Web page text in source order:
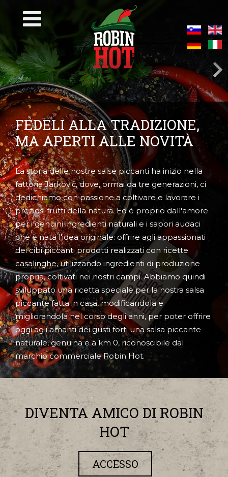
FEDELI ALLA TRADIZIONE,
MA APERTI ALLE NOVITÀ
La storia delle nostre salse piccanti ha inizio nella
fattoria Jarkovič, dove, ormai da tre generazioni, ci
dedichiamo con passione a coltivare e lavorare i
preziosi frutti della natura. Ed è proprio dall'amore
per i genuini ingredienti naturali e i sapori audaci
che è nata l'idea originale: offrire agli appassionati
dei cibi piccanti prodotti realizzati con ricette
casalinghe, utilizzando ingredienti di produzione
propria, coltivati nei nostri campi. Abbiamo quindi
sviluppato una ricetta speciale per la nostra salsa
piccante fatta in casa, modificandola e
migliorandola nel corso degli anni, per poter offrire
oggi agli amanti dei gusti forti una salsa piccante
naturale, genuina e a km 0, riconoscibile dal
marchio commerciale Robin Hot.
DIVENTA AMICO DI ROBIN
HOT
ACCESSO